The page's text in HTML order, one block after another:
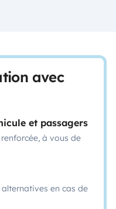
avec
et passagers
à vous de
en cas de